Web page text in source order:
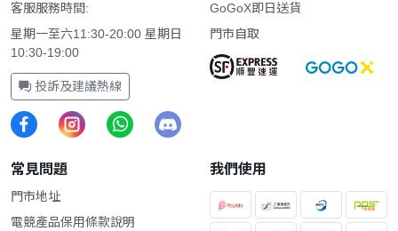
客服服務時間:
星期一至六11:30-20:00 星期日
10:30-19:00
投訴及建議熱線
GoGoX即日送貨
門市自取
常見問題
門市地址
電競產品保用條款說明
我們使用